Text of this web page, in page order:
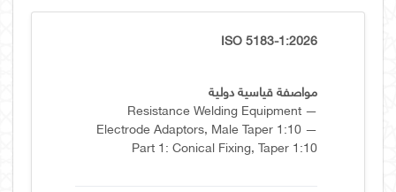
ISO 5183-1:2026
مواصفة قياسية دولية
Resistance Welding Equipment —
Electrode Adaptors, Male Taper 1:10 —
Part 1: Conical Fixing, Taper 1:10